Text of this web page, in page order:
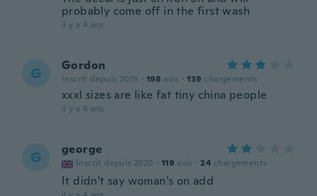
probably come off in the first wash
il y a 4 ans
G Gordon
Inscrit depuis 2019 · 198 avis · 139 chargements
xxxl sizes are like fat tiny china people
il y a 4 ans
G george
Inscrit depuis 2020 · 119 avis · 24 chargements
It didn't say woman's on add